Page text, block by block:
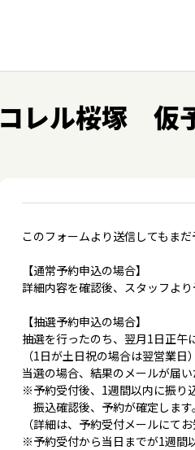
コレル桜塚 仮
このフォームより送信してもまだ
【通常予約申込の場合】
詳細内容を確認後、スタッフより
【抽選予約申込の場合】
抽選を行ったのち、翌月1日正午
（1日が土日祝の場合は翌営業日）
当選の場合、結果のメールが届
※予約受付後、1週間以内に振り
振込確認後、予約が確定します。
（詳細は、予約受付メールにて
※予約受付から当日までが1週間